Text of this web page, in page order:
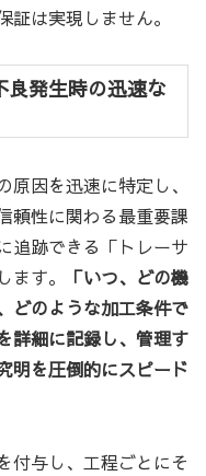
は実現しません。
良発生時の迅速な
因を迅速に特定し、
頼性に関わる最重要課
追跡できる「トレーサ
す。
「いつ、どの機
どのような加工条件で
詳細に記録し、管理す
明を圧倒的にスピード
付与し、工程ごとにそ